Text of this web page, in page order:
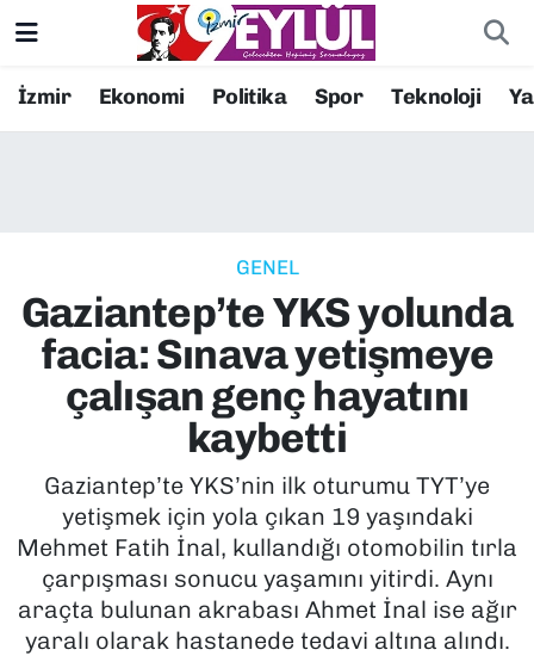
İzmir Ekonomi Politika Spor Teknoloji
GENEL
Gaziantep’te YKS yolunda
facia: Sınava yetişmeye
çalışan genç hayatını
kaybetti
Gaziantep’te YKS’nin ilk oturumu TYT’ye
yetişmek için yola çıkan 19 yaşındaki
Mehmet Fatih İnal, kullandığı otomobilin tırla
çarpışması sonucu yaşamını yitirdi. Aynı
araçta bulunan akrabası Ahmet İnal ise ağır
yaralı olarak hastanede tedavi altına alındı.
Resmi İlanlar
EKONOMİ
KÜLTÜR SANAT
POLİTİKA
SAĞLIK
SPOR
Konak Nöbetçi Eczaneler
Süper Lig Puan Durumu ve Fikstür
Tüm Manşetler
Son Dakika Haberleri